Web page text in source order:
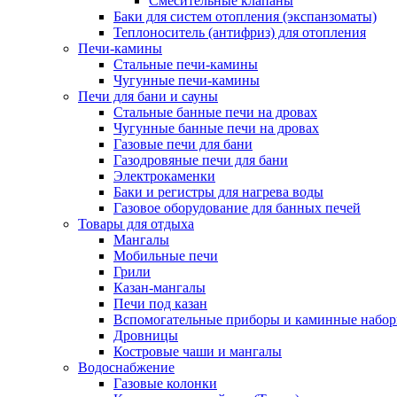
Баки для систем отопления (экспанзоматы)
Теплоноситель (антифриз) для отопления
Печи-камины
Стальные печи-камины
Чугунные печи-камины
Печи для бани и сауны
Стальные банные печи на дровах
Чугунные банные печи на дровах
Газовые печи для бани
Газодровяные печи для бани
Электрокаменки
Баки и регистры для нагрева воды
Газовое оборудование для банных печей
Товары для отдыха
Мангалы
Мобильные печи
Грили
Казан-мангалы
Печи под казан
Вспомогательные приборы и каминные
Дровницы
Костровые чаши и мангалы
Водоснабжение
Газовые колонки